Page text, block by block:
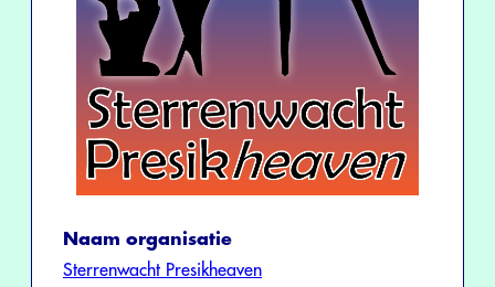
Naam organisatie
Sterrenwacht Presikheaven